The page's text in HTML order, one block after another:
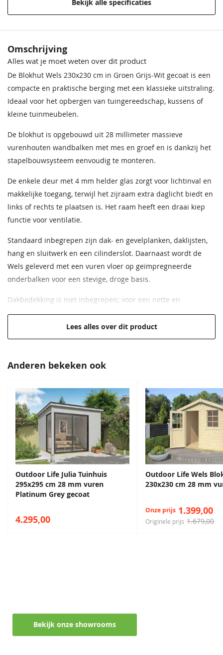
Wandhoogte 194 cm
Nokhoogte 234 cm
Kleur
Binnenruimte 5 m2
Hang en sluitwerk Inclusief
Bouwtekening
Daktype Zadeldak
Daktype filter
Diepte 250 cm
Breedte 250 cm
250 cm
EAN code
Bekijk alle specificaties
Omschrijving
Alles wat je moet weten over dit product
De Blokhut Wels 230x230 cm in Groen Grijs-Wit gecoat is een
compacte en praktische berging met een klassieke uitstraling.
Ideaal voor het opbergen van tuingereedschap, kussens of
kleine tuinmeubelen.
De blokhut is opgebouwd uit 28 millimeter massieve
vurenhouten wandbalken met mes en groef en is dankzij het
stapelbouwsysteem eenvoudig te monteren.
De enkele deur met 4 mm helder glas zorgt voor lichtinval en
makkelijke toegang, terwijl het zijraam extra daglicht biedt en
links of rechts te plaatsen is. Het raam heeft een draai kiep
functie voor ventilatie.
Standaard inbegrepen zijn dak- en gevelplanken, daklijsten,
hang en sluitwerk en een cilinderslot. Daarnaast wordt de
Wels geleverd met een vuren vloer op geïmpregneerde
onderbalken voor een stevige, droge basis.
Dakbedekking is niet inbegrepen; voor een nette en
duurzame afwerking adviseren wij dakshingles in een kleur
Wanddikte: 28 millimeter massief vurenhout
Zijraam links of rechts te plaatsen, met draai kiep functie
Inclusief houten vloer met geïmpregneerde onderbalken
Dak- en gevelplanken, daklijsten, hang en sluitwerk
inbegrepen
Cilinderslot voor veilige afsluiting
Eenvoudige zelfmontage door stapelbouwsysteem
Exclusief dakbedekking, advies: dakshingles in gewenste
kleur
Lees alles over dit product
Anderen bekeken ook
Outdoor Life Julia Tuinhuis
295x295 cm 28 mm vuren
Platinum Grey gecoat
4.295,00
Outdoor Life Wels
230x230 cm 28 mm
Originele prijs 1.679,00
Onze prijs 1.399,00
Bekijk onze showrooms